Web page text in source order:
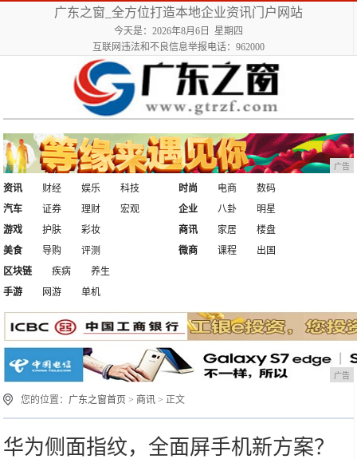
广东之窗_全方位打造本地企业资讯门户网站
今天是：2026年8月6日 星期四
互联网违法和不良信息举报电话：962000
广告
资讯 财经 娱乐
科技
汽车
证券 理财 宏观
时尚 电商
数码
企业
八卦
明星
游戏
护肤
彩妆
美食
导购 评测
商讯 家居
楼盘
微商
课程
出国
区块链
疾病
养生
手游
网游 单机
广告
您的位置： 广东之窗首页 > 商讯 > 正文
华为侧面指纹，全面屏手机新方案？